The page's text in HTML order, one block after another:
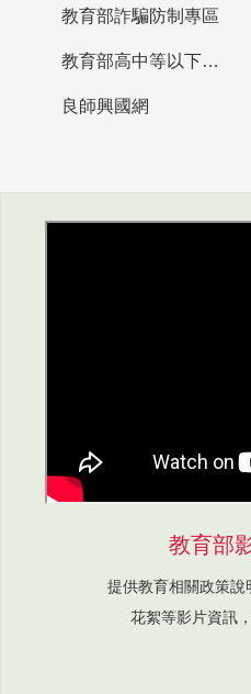
教育部詐騙防制專區
教育部高中等以下學校及幼兒園教師資格檢定考試
良師興國網
教育部
提供教育相關政策說
花絮等影片資訊